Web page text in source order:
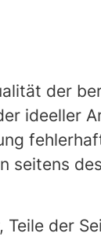
der
ideeller
seitens
der